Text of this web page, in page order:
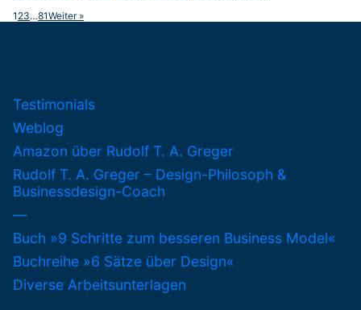
1 23…81Weiter »
Testimonials
Weblog
Amazon über Rudolf T. A. Greger
Rudolf T. A. Greger – Design-Philosoph &
Businessdesign-Coach
—
Buch »9 Schritte zum besseren Business Model«
Buchreihe »6 Sätze über Design«
Diverse Arbeitsunterlagen